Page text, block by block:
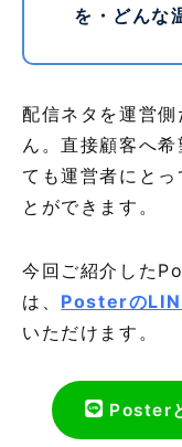
を・どんな
配信ネタを運営
ん。直接顧客へ
ても運営者にと
とができます。
今回ご紹介した
は、 Posterの
いただけます。
Poster